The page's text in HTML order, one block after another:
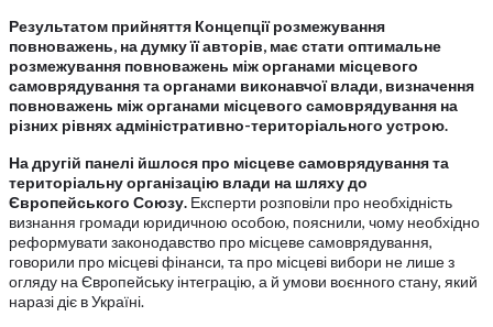
Результатом прийняття Концепції розмежування
повноважень, на думку її авторів, має стати оптимальне
розмежування повноважень між органами місцевого
самоврядування та органами виконавчої влади, визначення
повноважень між органами місцевого самоврядування на
різних рівнях адміністративно-територіального устрою.
На другій панелі йшлося про місцеве самоврядування та
територіальну організацію влади на шляху до
Європейського Союзу. Експерти розповіли про необхідність
визнання громади юридичною особою, пояснили, чому необхідно
реформувати законодавство про місцеве самоврядування,
говорили про місцеві фінанси, та про місцеві вибори не лише з
огляду на Європейську інтеграцію, а й умови воєнного стану, який
наразі діє в Україні.